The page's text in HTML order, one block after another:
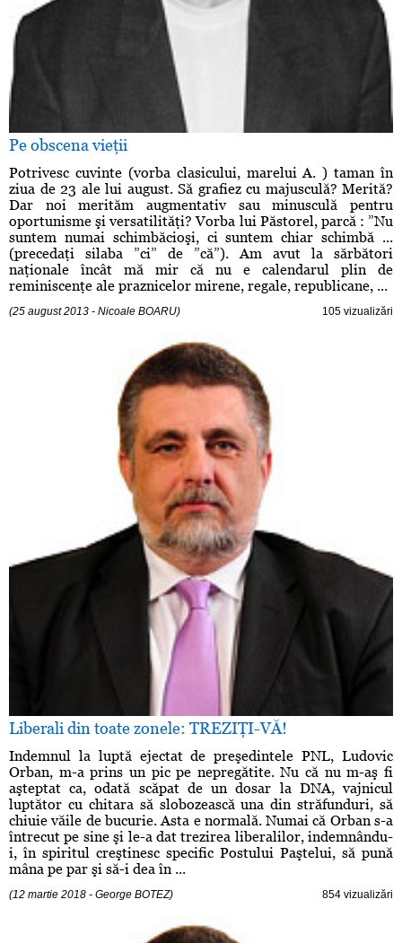
Pe obscena vieţii
Potrivesc cuvinte (vorba clasicului, marelui A. ) taman în
ziua de 23 ale lui august. Să grafiez cu majusculă? Merită?
Dar noi merităm augmentativ sau minusculă pentru
oportunisme şi versatilităţi? Vorba lui Păstorel, parcă : ”Nu
suntem numai schimbăcioşi, ci suntem chiar schimbă ...
(precedaţi silaba ”ci” de ”că”). Am avut la sărbători
naţionale încât mă mir că nu e calendarul plin de
reminiscenţe ale praznicelor mirene, regale, republicane, ...
(25 august 2013 - Nicoale BOARU) 105 vizualizări
Liberali din toate zonele: TREZIŢI-VĂ!
Indemnul la luptă ejectat de preşedintele PNL, Ludovic
Orban, m-a prins un pic pe nepregătite. Nu că nu m-aş fi
aşteptat ca, odată scăpat de un dosar la DNA, vajnicul
luptător cu chitara să slobozească una din străfunduri, să
chiuie văile de bucurie. Asta e normală. Numai că Orban s-a
întrecut pe sine şi le-a dat trezirea liberalilor, indemnându-
i, în spiritul creştinesc specific Postului Paştelui, să pună
mâna pe par şi să-i dea în ...
(12 martie 2018 - George BOTEZ) 854 vizualizări